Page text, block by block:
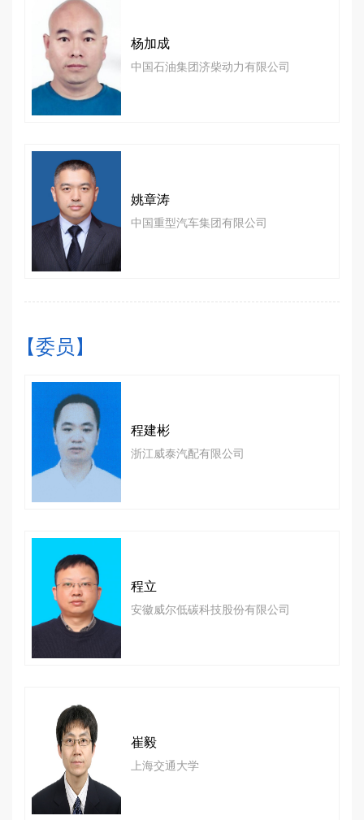
杨加成
中国石油集团济柴动力有限公司
姚章涛
中国重型汽车集团有限公司
【委员】
程建彬
浙江威泰汽配有限公司
程立
安徽威尔低碳科技股份有限公司
崔毅
上海交通大学